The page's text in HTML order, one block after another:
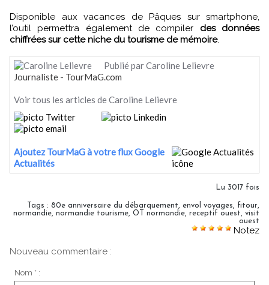
Disponible aux vacances de Pâques sur smartphone,
l’outil permettra également de compiler des données
chiffrées sur cette niche du tourisme de mémoire.
Publié par Caroline Lelievre
Journaliste - TourMaG.com
Voir tous les articles de Caroline Lelievre
Ajoutez TourMaG à votre flux Google
Actualités
Lu 3017 fois
Tags : 80e anniversaire du débarquement, envol voyages, fitour,
normandie, normandie tourisme, OT normandie, receptif ouest, visit
ouest
Notez
Nouveau commentaire :
Nom * :